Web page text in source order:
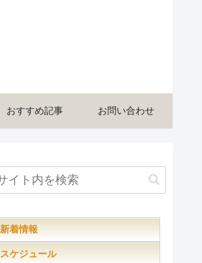
おすすめ記事 お問い合わせ
新着情報
スケジュール